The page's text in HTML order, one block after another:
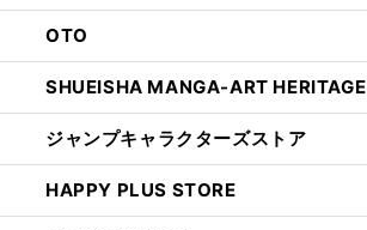
OTO
SHUEISHA MANGA-ART HERITAGE
ジャンプキャラクターズストア
HAPPY PLUS STORE